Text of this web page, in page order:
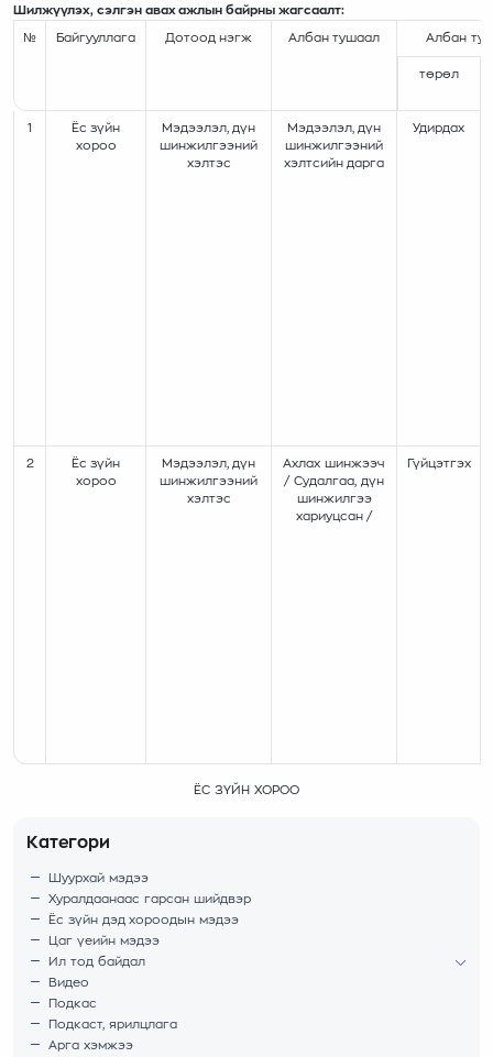
Шилжүүлэх, сэлгэн авах ажлын байрны жагсаалт:
№ Байгууллага Дотоод нэгж Албан тушаал Албан
төрөл
1
Ёс зүйн
хороо
Мэдээлэл, дүн
шинжилгээний
хэлтэс
Мэдээлэл, дүн
шинжилгээний
хэлтсийн дарга
Удирдах
2
Ёс зүйн
хороо
Мэдээлэл, дүн
шинжилгээний
хэлтэс
Ахлах шинжээч
/ Судалгаа, дүн
шинжилгээ
хариуцсан /
Гүйцэтгэх
ЁС ЗҮЙН ХОРОО
Категори
Шуурхай мэдээ
Хуралдаанаас гарсан шийдвэр
Ёс зүйн дэд хороодын мэдээ
Цаг үеийн мэдээ
Ил тод байдал
Видео
Подкас
Подкаст, ярилцлага
Арга хэмжээ